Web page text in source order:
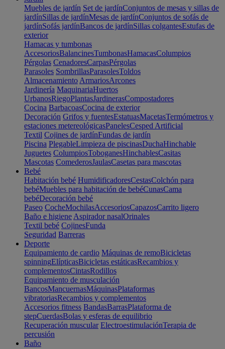
Muebles de jardín Set de jardínConjuntos de mesas y sillas de
jardínSillas de jardínMesas de jardínConjuntos de sofás de
jardínSofás jardínBancos de jardínSillas colgantesEstufas de
exterior
Hamacas y tumbonas
AccesoriosBalancinesTumbonasHamacasColumpios
Pérgolas CenadoresCarpasPérgolas
Parasoles SombrillasParasolesToldos
Almacenamiento ArmariosArcones
Jardinería MaquinariaHuertos
UrbanosRiegoPlantasJardinerasCompostadores
Cocina BarbacoasCocina de exterior
Decoración Grifos y fuentesEstatuasMacetasTermómetros y
estaciones metereológicasPanelesCesped Artificial
Textil Cojines de jardínFundas de jardín
Piscina PlegableLimpieza de piscinasDuchaHinchable
Juguetes ColumpiosToboganesHinchablesCasitas
Mascotas ComederosJaulasCasetas para mascotas
Bebé
Habitación bebé HumidificadoresCestasColchón para
bebéMuebles para habitación de bebéCunasCama
bebéDecoración bebé
Paseo CocheMochilasAccesoriosCapazosCarrito ligero
Baño e higiene Aspirador nasalOrinales
Textil bebé CojinesFunda
Seguridad Barreras
Deporte
Equipamiento de cardio Máquinas de remoBicicletas
spinningElípticasBicicletas estáticasRecambios y
complementosCintasRodillos
Equipamiento de musculación
BancosMancuernasMáquinasPlataformas
vibratoriasRecambios y complementos
Accesorios fitness BandasBarrasPlataforma de
stepCuerdasBolas y esferas de equilibrio
Recuperación muscular ElectroestimulaciónTerapia de
percusión
Baño